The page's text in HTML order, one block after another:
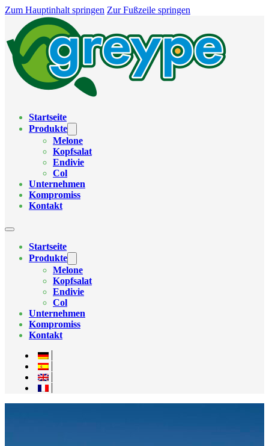
Zum Hauptinhalt springen Zur Fußzeile springen
Startseite
Produkte
Melone
Kopfsalat
Endivie
Col
Unternehmen
Kompromiss
Kontakt
Startseite
Produkte
Melone
Kopfsalat
Endivie
Col
Unternehmen
Kompromiss
Kontakt